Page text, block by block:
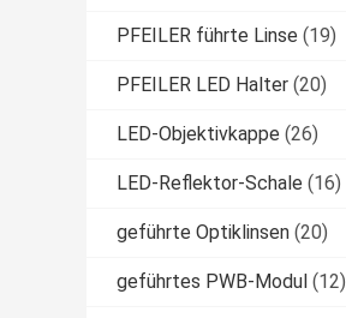
PFEILER führte Linse (19)
PFEILER LED Halter (20)
LED-Objektivkappe (26)
LED-Reflektor-Schale (16)
geführte Optiklinsen (20)
geführtes PWB-Modul (12)